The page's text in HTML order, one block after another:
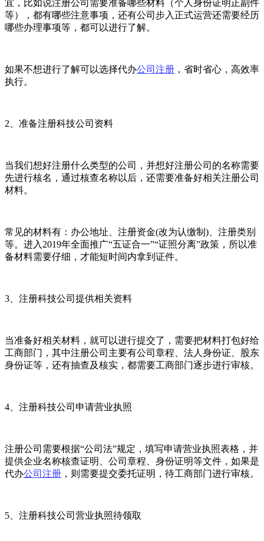
宜，比如说注册公司需要准备哪些材料（个人身份证明正副件
等），都有哪些注意事项，还有公司步入正式运营还需要经历
哪些办理事项等，都可以进行了解。
如果不想进行了解可以选择代办公司注册 ，省时省心，高效率
执行。
2、准备注册科技公司资料
当我们想好注册什么类型的公司，并想好注册公司的名称需要
先进行核名，通过核查名称以后，还需要准备好相关注册公司
材料。
常见的材料有：办公地址、注册资金(改为认缴制)、注册类别
等。进入2019年全面推广“五证合一”“证照分离”政策，所以准
备材料需要仔细，才能短时间内拿到证件。
3、注册科技公司提供相关资料
当准备好相关材料，就可以进行提交了，需要把材料打包好给
工商部门，其中注册公司主要有公司章程、法人身份证、股东
身份证等，还有抽查及核实，都需要工商部门逐步进行审核。
4、注册科技公司申请营业执照
注册公司需要根据“公司法”规定，填写申请营业执照表格，并
提供企业名称核查证明、公司章程、身份证明等文件，如果是
代办公司注册 ，则需要提交委托证明，待工商部门进行审核。
5、注册科技公司营业执照待领取